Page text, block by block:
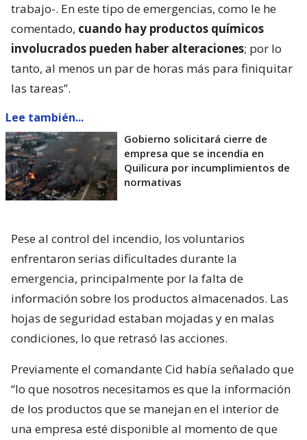
trabajo-. En este tipo de emergencias, como le he
comentado, cuando hay productos químicos
involucrados pueden haber alteraciones; por lo
tanto, al menos un par de horas más para finiquitar
las tareas”.
Lee también...
Gobierno solicitará cierre de
empresa que se incendia en
Quilicura por incumplimientos de
normativas
Pese al control del incendio, los voluntarios
enfrentaron serias dificultades durante la
emergencia, principalmente por la falta de
información sobre los productos almacenados. Las
hojas de seguridad estaban mojadas y en malas
condiciones, lo que retrasó las acciones.
Previamente el comandante Cid había señalado que
“lo que nosotros necesitamos es que la información
de los productos que se manejan en el interior de
una empresa esté disponible al momento de que